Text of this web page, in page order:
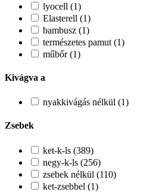
lyocell (1)
Elasterell (1)
bambusz (1)
természetes pamut (1)
műbőr (1)
Kivágva a
nyakkivágás nélkül (1)
Zsebek
ket-k-ls (389)
negy-k-ls (256)
zsebek nélkül (110)
ket-zsebbel (1)